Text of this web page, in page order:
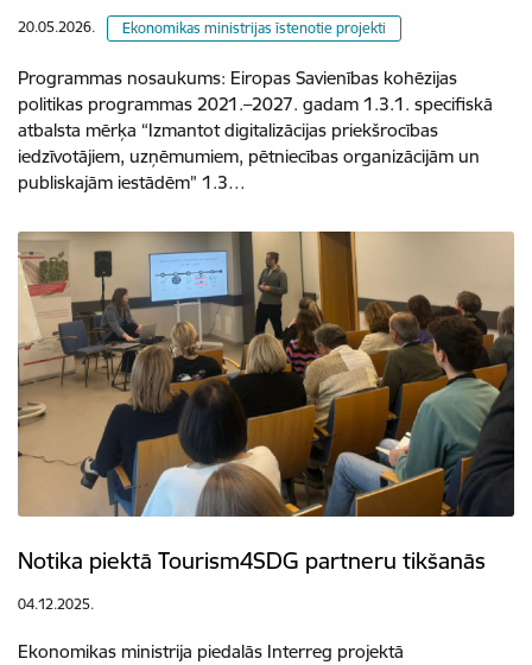
20.05.2026. Ekonomikas ministrijas īstenotie projekti
Programmas nosaukums: Eiropas Savienības kohēzijas
politikas programmas 2021.–2027. gadam 1.3.1. specifiskā
atbalsta mērķa “Izmantot digitalizācijas priekšrocības
iedzīvotājiem, uzņēmumiem, pētniecības organizācijām un
publiskajām iestādēm” 1.3…
Notika piektā Tourism4SDG partneru tikšanās
04.12.2025.
Ekonomikas ministrija piedalās Interreg projektā